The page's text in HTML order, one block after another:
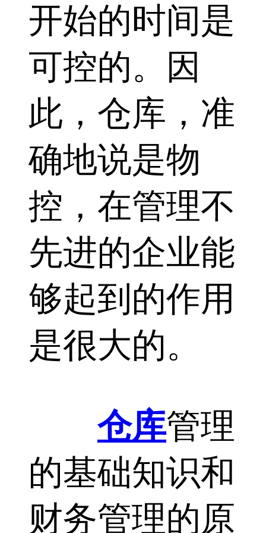
开始的时间是
可控的。因
此，仓库，准
确地说是物
控，在管理不
先进的企业能
够起到的作用
是很大的。
仓库管理
的基础知识和
财务管理的原